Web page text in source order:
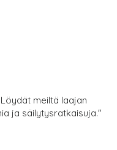
meiltä laajan
ja säilytysratkaisuja."